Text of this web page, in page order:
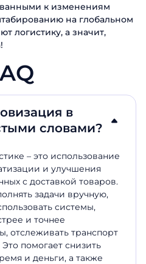
к изменениям
на глобальном
логистику, а значит,
в
словами?
– это использование
и улучшения
с доставкой товаров.
задачи вручную,
системы,
и точнее
отслеживать транспорт
помогает снизить
и деньги, а также